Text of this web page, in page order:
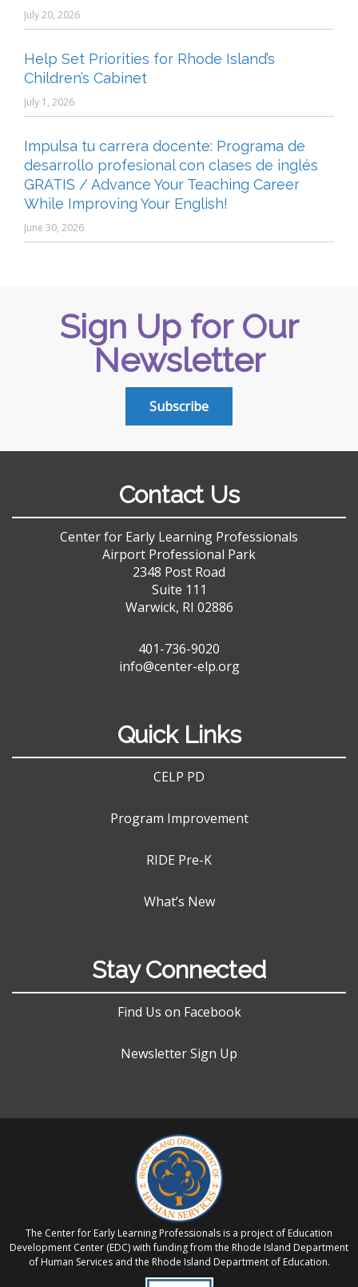
July 20, 2026
Help Set Priorities for Rhode Island’s
Children’s Cabinet
July 1, 2026
Impulsa tu carrera docente: Programa de
desarrollo profesional con clases de inglés
GRATIS / Advance Your Teaching Career
While Improving Your English!
June 30, 2026
Sign Up for Our
Newsletter
Subscribe
Contact Us
Center for Early Learning Professionals
Airport Professional Park
2348 Post Road
Suite 111
Warwick, RI 02886
401-736-9020
info@center-elp.org
Quick Links
CELP PD
Program Improvement
RIDE Pre-K
What’s New
Stay Connected
Find Us on Facebook
Newsletter Sign Up
The Center for Early Learning Professionals is a project of Education
Development Center (EDC) with funding from the Rhode Island Department
of Human Services and the Rhode Island Department of Education.